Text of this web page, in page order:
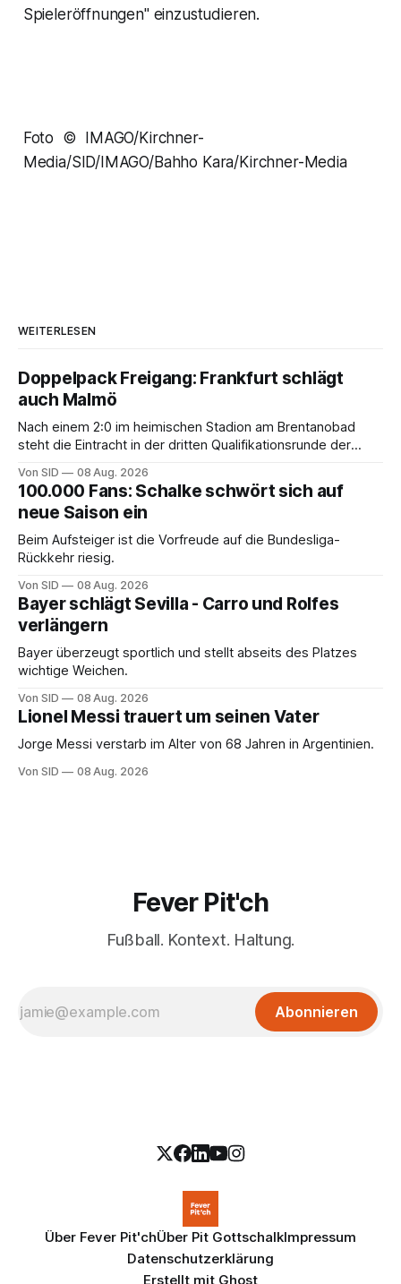
Spieleröffnungen" einzustudieren.
Foto © IMAGO/Kirchner-
Media/SID/IMAGO/Bahho Kara/Kirchner-Media
WEITERLESEN
Doppelpack Freigang: Frankfurt schlägt
auch Malmö
Nach einem 2:0 im heimischen Stadion am Brentanobad
steht die Eintracht in der dritten Qualifikationsrunde der
Von SID 08 Aug. 2026
100.000 Fans: Schalke schwört sich auf
neue Saison ein
Beim Aufsteiger ist die Vorfreude auf die Bundesliga-
Rückkehr riesig.
Von SID 08 Aug. 2026
Bayer schlägt Sevilla - Carro und Rolfes
verlängern
Bayer überzeugt sportlich und stellt abseits des Platzes
wichtige Weichen.
Von SID 08 Aug. 2026
Lionel Messi trauert um seinen Vater
Jorge Messi verstarb im Alter von 68 Jahren in Argentinien.
Von SID 08 Aug. 2026
Fever Pit'ch
Fußball. Kontext. Haltung.
Abonnieren
Über Fever Pit'chÜber Pit GottschalkImpressum
Datenschutzerklärung
Erstellt mit Ghost